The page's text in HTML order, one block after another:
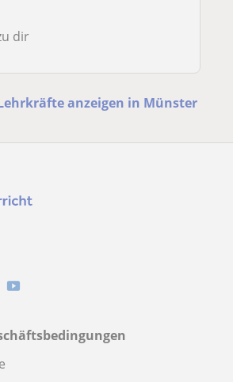
dir
anzeigen in Münster